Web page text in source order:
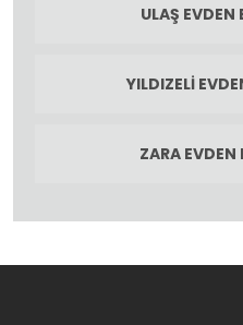
ULAŞ EVDEN
YILDIZELI
ZARA EVDEN